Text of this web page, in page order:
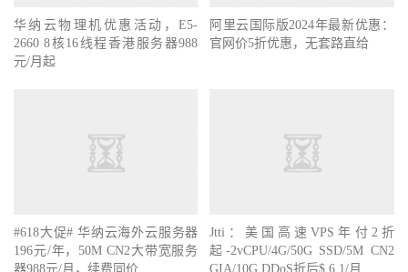
华纳云物理机优惠活动，E5-
2660 8核16线程香港服务器988
元/月起
阿里云国际版2024年最新优惠：
官网价5折优惠，无套路直给
#618大促# 华纳云海外云服务器
196元/年，50M CN2大带宽服务
器988元/月，续费同价
Jtti：美国高速VPS年付2折
起-2vCPU/4G/50G SSD/5M CN2
GIA/10G DDoS折后$ 6.1/月